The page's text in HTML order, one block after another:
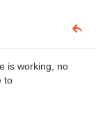
is working, no
to